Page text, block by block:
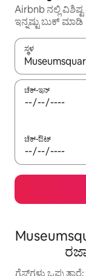
Airbnb ನಲ್ಲಿ
ಇನ್ನಷ್ಟು ಬುಕ್ ಮಾಡಿ
ಸ್ಥಳ
ಫಲಿತಾಂಶಗಳು
ಚೆಕ್-ಇನ್
ಚೆಕ್-ಔಟ್
ಗೆಸ್ಟ್‌ಗಳು